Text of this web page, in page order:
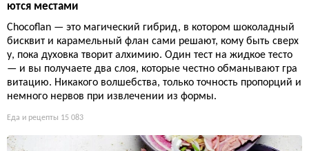
ются местами
Chocoflan — это магический гибрид, в котором шоколадный
бисквит и карамельный флан сами решают, кому быть сверх
у, пока духовка творит алхимию. Один тест на жидкое тесто
— и вы получаете два слоя, которые честно обманывают гра
витацию. Никакого волшебства, только точность пропорций и
немного нервов при извлечении из формы.
Еда и рецепты 15 083